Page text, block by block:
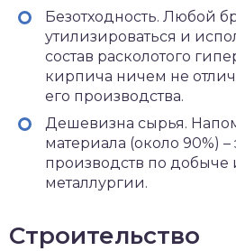
Безотходность. Любой
утилизироваться и
состав расколотого
кирпича ничем не
его производства.
Дешевизна сырья.
материала (около 90%) –
производств по добыче
металлургии.
Строительство